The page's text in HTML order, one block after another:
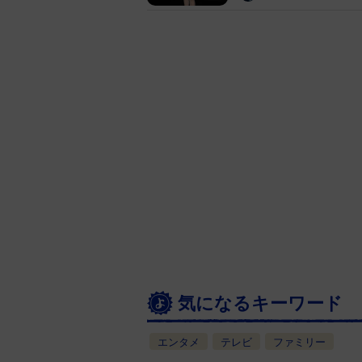
気になるキーワード
エンタメ テレビ ファミリー